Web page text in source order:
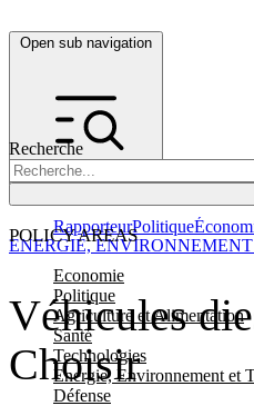
Open sub navigation
Recherche
POLICY AREAS
Economie
Politique
Agriculture et Alimentation
Santé
Technologies
Energie, Environnement et
Défense
RapporteurPolitique
Véhicules
Choisir
ENERGIE,